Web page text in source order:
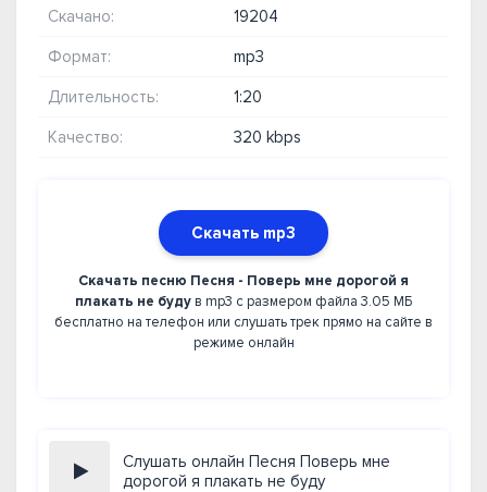
Скачано: 19204
Формат: mp3
Длительность: 1:20
Качество: 320 kbps
Скачать mp3
Скачать песню Песня - Поверь мне дорогой я
плакать не буду в mp3 с размером файла 3.05 МБ
бесплатно на телефон или слушать трек прямо на сайте в
режиме онлайн
Слушать онлайн Песня Поверь мне
дорогой я плакать не буду